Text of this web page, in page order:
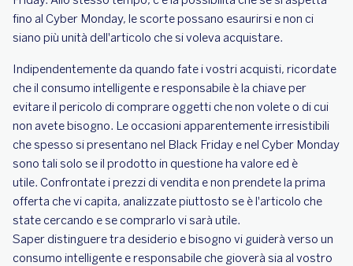
fino al Cyber Monday, le scorte possano esaurirsi e non ci
siano più unità dell'articolo che si voleva acquistare.
Indipendentemente da quando fate i vostri acquisti, ricordate
che il consumo intelligente e responsabile è la chiave per
evitare il pericolo di comprare oggetti che non volete o di cui
non avete bisogno. Le occasioni apparentemente irresistibili
che spesso si presentano nel Black Friday e nel Cyber Monday
sono tali solo se il prodotto in questione ha valore ed è
utile. Confrontate i prezzi di vendita e non prendete la prima
offerta che vi capita, analizzate piuttosto se è l'articolo che
state cercando e se comprarlo vi sarà utile.
Saper distinguere tra desiderio e bisogno vi guiderà verso un
consumo intelligente e responsabile che gioverà sia al vostro